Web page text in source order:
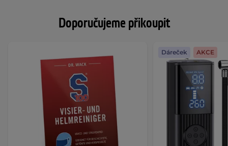
Doporučujeme přikoupit
Dáreček AKCE